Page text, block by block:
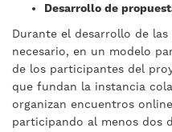
Desarrollo de
Durante el desarrollo de
necesario, en un modelo
de los participantes del
que fundan la instancia
organizan encuentros
participando al menos dos